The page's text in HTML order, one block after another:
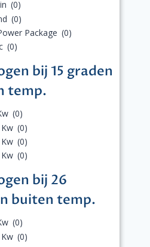
(0)
(0)
Package (0)
(0)
bij 15 graden
temp.
(0)
(0)
(0)
(0)
bij 26
buiten temp.
(0)
(0)